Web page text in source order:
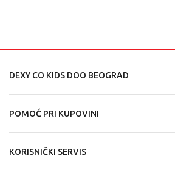
DEXY CO KIDS DOO BEOGRAD
POMOĆ PRI KUPOVINI
KORISNIČKI SERVIS